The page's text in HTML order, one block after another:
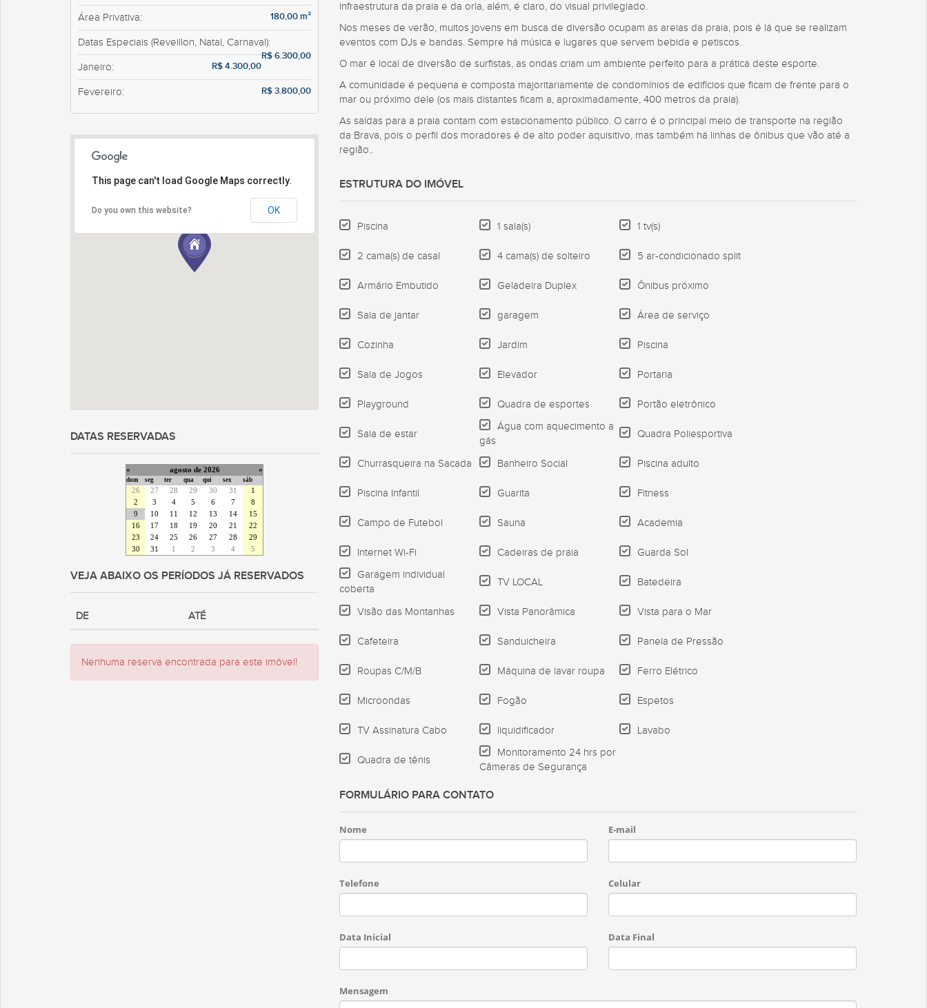
Área Privativa: 180,00 m²
Datas Especiais (Reveillon, Natal, Carnaval):
R$ 6.300,00
Janeiro: R$ 4.300,00
Fevereiro: R$ 3.800,00
This page can't load Google Maps correctly.
Do you own this website? OK
DATAS RESERVADAS
« agosto de 2026 »
dom seg ter qua qui sex sáb
26 27 28 29 30 31
1
2
3 4 5 6 7
8
9
10 11 12 13 14
15
16
17 18 19 20 21
22
23
24 25 26 27 28
29
30
31 1 2 3 4 5
VEJA ABAIXO OS PERÍODOS JÁ RESERVADOS
DE ATÉ
Nenhuma reserva encontrada para este imóvel!
infraestrutura da praia e da orla, além, é claro, do visual privilegiado.
Nos meses de verão, muitos jovens em busca de diversão ocupam as areias da praia, pois é lá que se realizam
eventos com DJs e bandas. Sempre há música e lugares que servem bebida e petiscos.
O mar é local de diversão de surfistas, as ondas criam um ambiente perfeito para a prática deste esporte.
A comunidade é pequena e composta majoritariamente de condomínios de edifícios que ficam de frente para o
mar ou próximo dele (os mais distantes ficam a, aproximadamente, 400 metros da praia).
As saídas para a praia contam com estacionamento público. O carro é o principal meio de transporte na região
da Brava, pois o perfil dos moradores é de alto poder aquisitivo, mas também há linhas de ônibus que vão até a
região..
ESTRUTURA DO IMÓVEL
Piscina 1 sala(s) 1 tv(s)
2 cama(s) de casal 4 cama(s) de solteiro 5 ar-condicionado split
Armário Embutido Geladeira Duplex Ônibus próximo
Sala de jantar garagem Área de serviço
Cozinha Jardim Piscina
Sala de Jogos Elevador Portaria
Playground Quadra de esportes Portão eletrônico
Sala de estar
Água com aquecimento a
gás
Quadra Poliesportiva
Churrasqueira na Sacada Banheiro Social Piscina adulto
Piscina Infantil Guarita Fitness
Campo de Futebol Sauna Academia
Internet Wi-Fi Cadeiras de praia
Guarda Sol
Garagem individual
coberta
TV LOCAL Batedeira
Visão das Montanhas Vista Panorâmica Vista para o Mar
Cafeteira Sanduicheira Panela de Pressão
Roupas C/M/B Máquina de lavar roupa Ferro Elétrico
Microondas Fogão Espetos
TV Assinatura Cabo liquidificador Lavabo
Quadra de tênis
Monitoramento 24 hrs por
Câmeras de Segurança
FORMULÁRIO PARA CONTATO
Nome E-mail
Telefone Celular
Data Inicial Data Final
Mensagem